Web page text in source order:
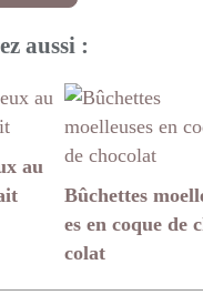
aussi :
au
Bûchettes
es en coque de
colat